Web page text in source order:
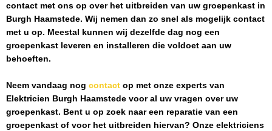
contact met ons op over het uitbreiden van uw groepenkast in
Burgh Haamstede. Wij nemen dan zo snel als mogelijk contact
met u op. Meestal kunnen wij dezelfde dag nog een
groepenkast leveren en installeren die voldoet aan uw
behoeften.
Neem vandaag nog contact op met onze experts van
Elektricien Burgh Haamstede voor al uw vragen over uw
groepenkast. Bent u op zoek naar een reparatie van een
groepenkast of voor het uitbreiden hiervan? Onze elektriciens